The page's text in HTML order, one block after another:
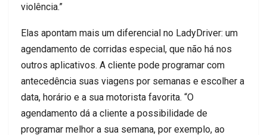
violência.”
Elas apontam mais um diferencial no LadyDriver: um
agendamento de corridas especial, que não há nos
outros aplicativos. A cliente pode programar com
antecedência suas viagens por semanas e escolher a
data, horário e a sua motorista favorita. “O
agendamento dá a cliente a possibilidade de
programar melhor a sua semana, por exemplo, ao